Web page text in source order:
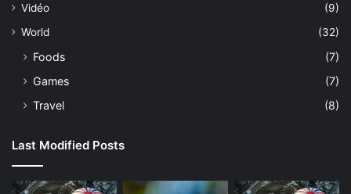
Vidéo
(9)
World
(32)
Foods
(7)
Games
(7)
Travel
(8)
Last Modified Posts